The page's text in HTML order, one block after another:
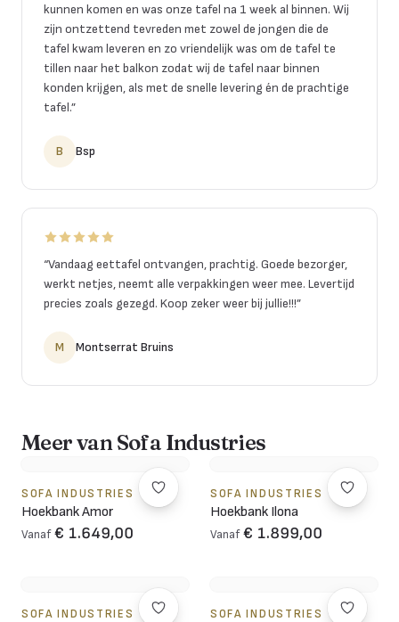
kunnen komen en was onze tafel na 1 week al binnen. Wij
zijn ontzettend tevreden met zowel de jongen die de
tafel kwam leveren en zo vriendelijk was om de tafel te
tillen naar het balkon zodat wij de tafel naar binnen
konden krijgen, als met de snelle levering én de prachtige
tafel.”
B Bsp
“Vandaag eettafel ontvangen, prachtig. Goede bezorger,
werkt netjes, neemt alle verpakkingen weer mee. Levertijd
precies zoals gezegd. Koop zeker weer bij jullie!!!”
M Montserrat Bruins
Meer van Sofa Industries
SOFA INDUSTRIES
Hoekbank Amor
Vanaf € 1.649,00
SOFA INDUSTRIES
Hoekbank Ilona
Vanaf € 1.899,00
SOFA INDUSTRIES SOFA INDUSTRIES